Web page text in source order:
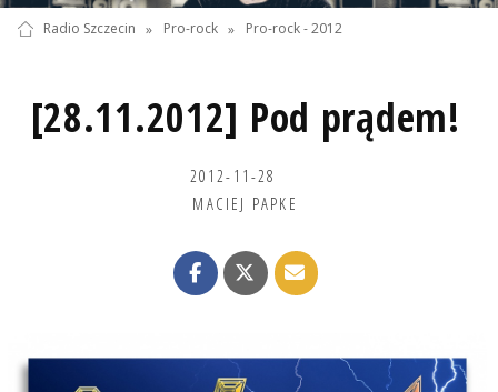
Radio Szczecin » Pro-rock » Pro-rock - 2012
[28.11.2012] Pod prądem!
2012-11-28
MACIEJ PAPKE